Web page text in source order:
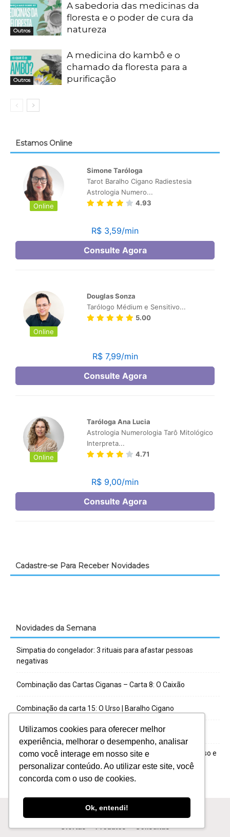
Utilizamos cookies para oferecer melhor
experiência, melhorar o desempenho, analisar
como você interage em nosso site e
personalizar conteúdo. Ao utilizar este site, você
concorda com o uso de cookies.
Ok, entendi!
Outros
A sabedoria das medicinas da
floresta e o poder de cura da
natureza
Outros
A medicina do kambô e o
chamado da floresta para a
purificação
Estamos Online
Cadastre-se Para Receber Novidades
Novidades da Semana
Simpatia do congelador: 3 rituais para afastar pessoas
negativas
Combinação das Cartas Ciganas – Carta 8: O Caixão
Combinação da carta 15: O Urso | Baralho Cigano
Combinação das Cartas Ciganas – Carta 7: A Serpente
Métodos de tiragem do Baralho Cigano: tipos, passo a passo e
qual escolher
Ofertas Produtos Consultas